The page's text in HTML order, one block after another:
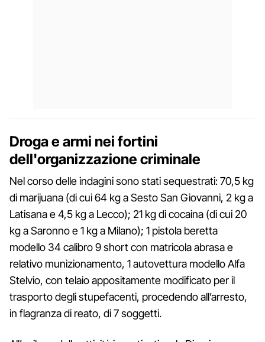
Droga e armi nei fortini
dell'organizzazione criminale
Nel corso delle indagini sono stati sequestrati: 70,5 kg
di marijuana (di cui 64 kg a Sesto San Giovanni, 2 kg a
Latisana e 4,5 kg a Lecco); 21 kg di cocaina (di cui 20
kg a Saronno e 1 kg a Milano); 1 pistola beretta
modello 34 calibro 9 short con matricola abrasa e
relativo munizionamento, 1 autovettura modello Alfa
Stelvio, con telaio appositamente modificato per il
trasporto degli stupefacenti, procedendo all’arresto,
in flagranza di reato, di 7 soggetti.